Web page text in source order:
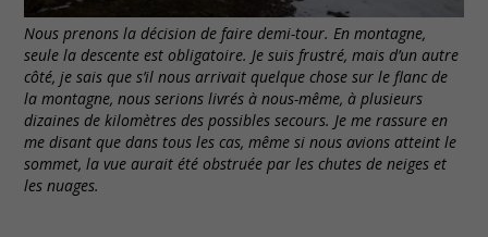
Nous prenons la décision de faire demi-tour. En montagne,
seule la descente est obligatoire. Je suis frustré, mais d’un autre
côté, je sais que s’il nous arrivait quelque chose sur le flanc de
la montagne, nous serions livrés à nous-même, à plusieurs
dizaines de kilomètres des possibles secours. Je me rassure en
me disant que dans tous les cas, même si nous avions atteint le
sommet, la vue aurait été obstruée par les chutes de neiges et
les nuages.